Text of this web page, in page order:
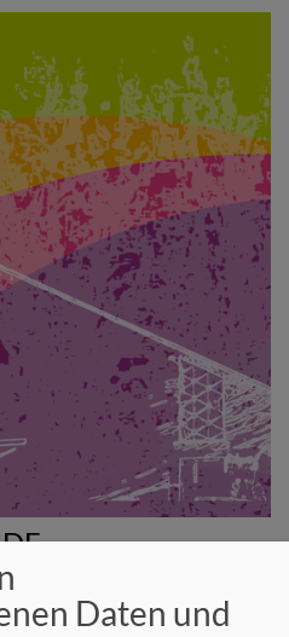
Daten und